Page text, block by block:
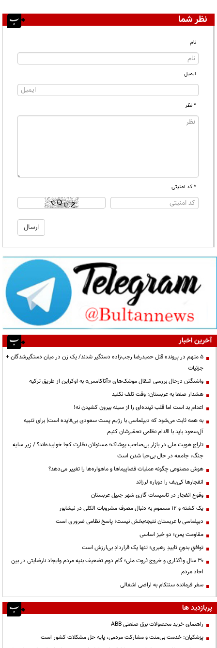
نظر شما
نام
ایمیل
* نظر
* کد امنیتی
آخرین اخبار
۵ متهم در پرونده قتل حمیدرضا رجب‌زاده دستگیر شدند/ یک زن در میان دستگیرشدگان +
جزئیات
واشنگتن درحال بررسی انتقال موشک‌های «آتاکامس» به اوکراین از طریق ترکیه
هشدار صنعا به عربستان: وقت تلف نکنید
اعدام بد است اما قلب تپنده‌ای را از سینه بیرون کشیدن نه!
به همه ثابت می‌شود که دیپلماسی با رژیم پست سعودی بی‌فایده است| برای تنبیه
آل‌سعود باید با اقدام نظامی تحقیرشان کنیم
تاراج هویت ملی در بازار بی‌صاحب پوشاک؛ مسئولان نظارت کجا خوابیده‌اند؟ / زیر سایه
جنگ، جامعه در حال بی‌حیا شدن است
هوش مصنوعی چگونه عملیات فضاپیماها و ماهواره‌ها را تغییر می‌دهد؟
انفجارها کی‌یف را دوباره لرزاند
وقوع انفجار در تاسیسات گازی شهر جبیل عربستان
یک کشته و ۱۲ مسموم به دنبال مصرف مشروبات الکلی در نیشابور
دیپلماسی با عربستان نتیجه‌بخش نیست؛ پاسخ نظامی ضروری است
مقاومت یمن؛ دو خیز اساسی
توافقِ بدونِ تاییدِ رهبری؛ تنها یک قراردادِ بی‌ارزش است
۳۰ سال واگذاری و خروج ثروت ملی؛ گام دوم تضعیف بنیه مردم وایجاد نارضایتی در بین
احاد مردم
سفر فرمانده سنتکام به اراضی اشغالی
پربازدید ها
راهنمای خرید محصولات برق صنعتی ABB
پزشکیان: خدمت بی‌منت و مشارکت مردمی، پایه حل مشکلات کشور است